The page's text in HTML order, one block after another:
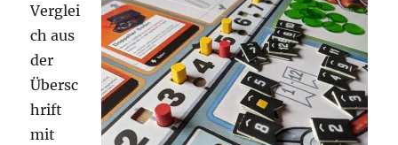
Verglei
ch aus
der
Übersc
hrift
mit